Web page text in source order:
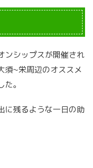
ンシップスが開催され
須~栄周辺のオススメ
。
に残るような一日の助